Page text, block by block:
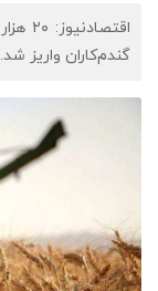
گندم‌کاران واریز شد.